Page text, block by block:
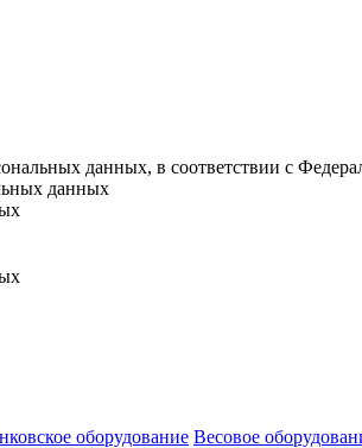
данных, в соответствии с
данных
оборудование Весовое